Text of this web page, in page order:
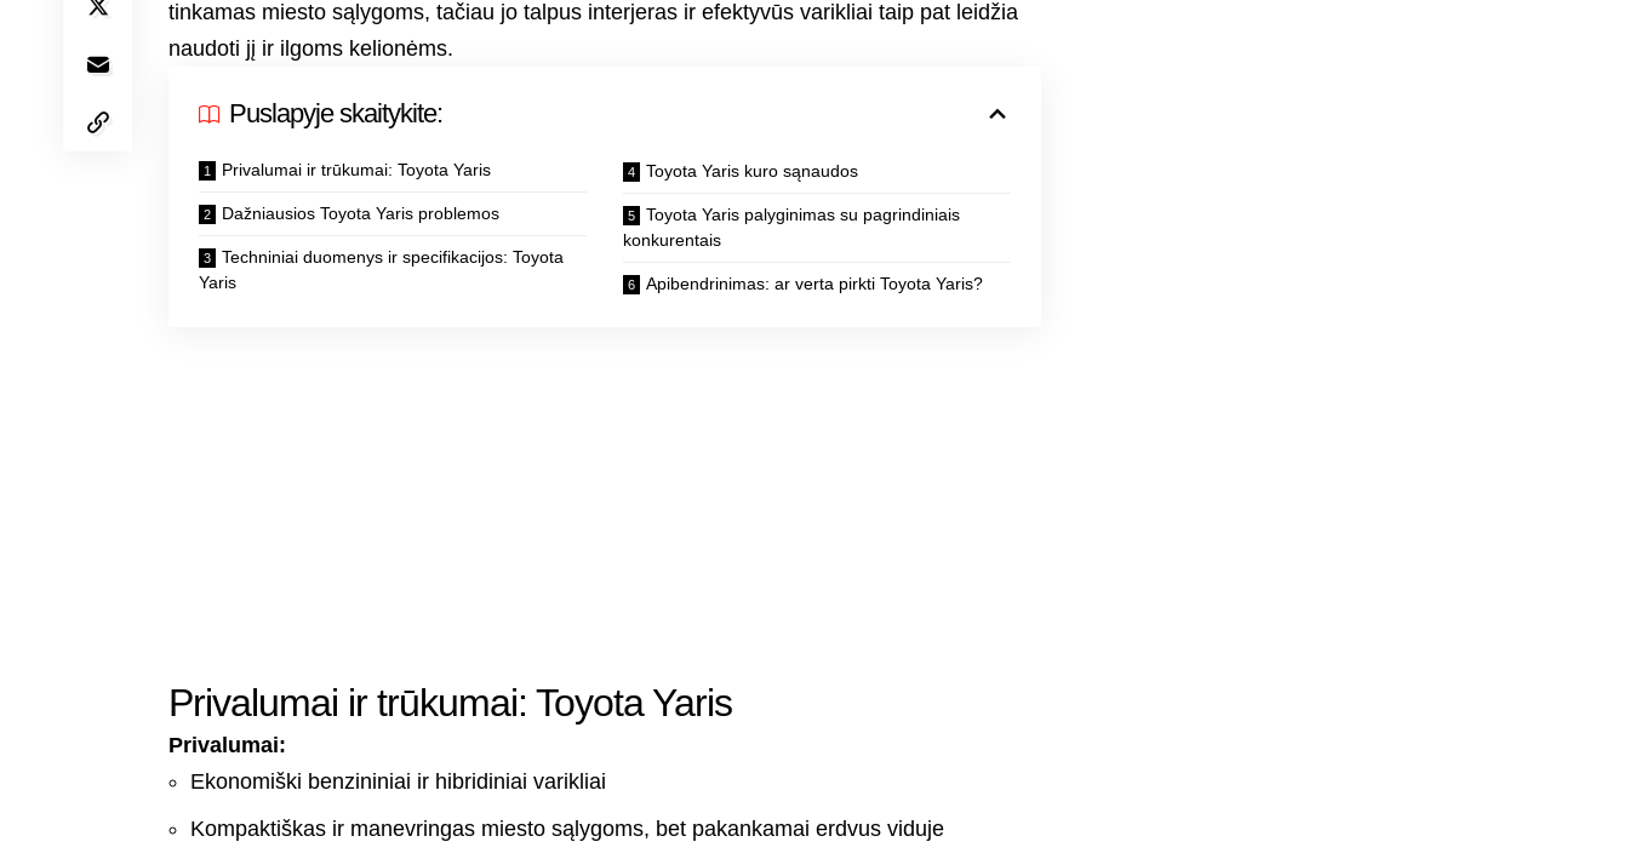
tinkamas miesto sąlygoms, tačiau jo talpus interjeras ir efektyvūs varikliai taip pat leidžia
naudoti jį ir ilgoms kelionėms.
Puslapyje skaitykite:
Privalumai ir trūkumai: Toyota Yaris
Dažniausios Toyota Yaris problemos
Techniniai duomenys ir specifikacijos: Toyota
Yaris
Toyota Yaris kuro sąnaudos
Toyota Yaris palyginimas su pagrindiniais
konkurentais
Apibendrinimas: ar verta pirkti Toyota Yaris?
Privalumai ir trūkumai: Toyota Yaris
Privalumai:
Ekonomiški benzininiai ir hibridiniai varikliai
Kompaktiškas ir manevringas miesto sąlygoms, bet pakankamai erdvus viduje